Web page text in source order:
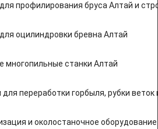
профилирования бруса Алтай и
оцилиндровки бревна Алтай
многопильные станки Алтай
для переработки горбыля, рубки веток
и околостаночное оборудование